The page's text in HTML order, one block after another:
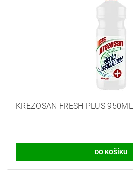
KREZOSAN FRESH PLUS 950ML